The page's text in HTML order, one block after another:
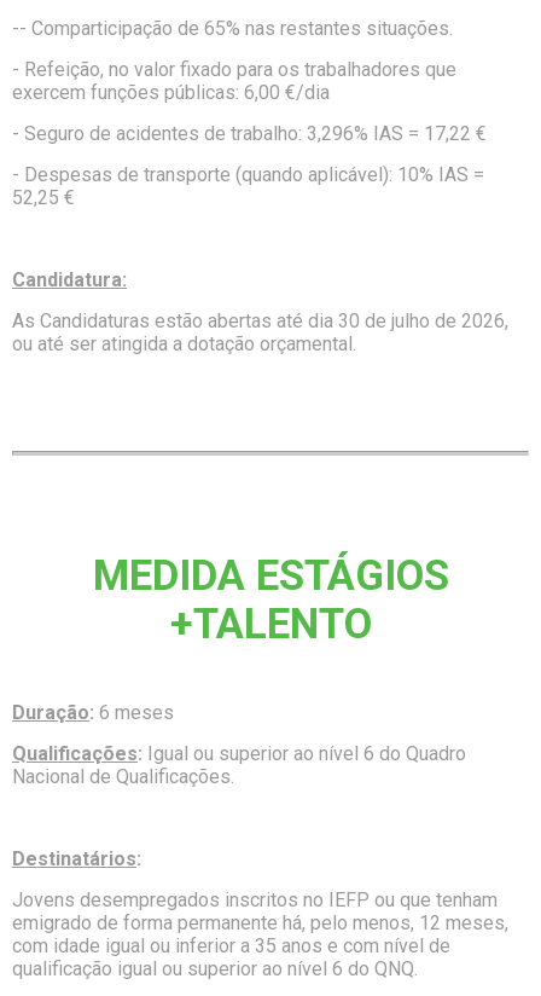
-- Comparticipação de 65% nas restantes situações.
- Refeição, no valor fixado para os trabalhadores que
exercem funções públicas: 6,00 €/dia
- Seguro de acidentes de trabalho: 3,296% IAS = 17,22 €
- Despesas de transporte (quando aplicável): 10% IAS =
52,25 €
Candidatura:
As Candidaturas estão abertas até dia 30 de julho de 2026,
ou até ser atingida a dotação orçamental.
MEDIDA ESTÁGIOS
+TALENTO
Duração: 6 meses
Qualificações: Igual ou superior ao nível 6 do Quadro
Nacional de Qualificações.
Destinatários:
Jovens desempregados inscritos no IEFP ou que tenham
emigrado de forma permanente há, pelo menos, 12 meses,
com idade igual ou inferior a 35 anos e com nível de
qualificação igual ou superior ao nível 6 do QNQ.